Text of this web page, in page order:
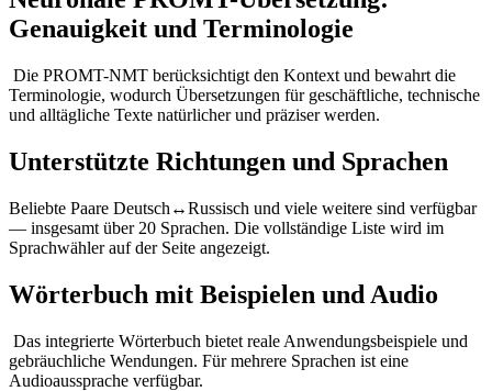
Genauigkeit und Terminologie
Die PROMT-NMT berücksichtigt den Kontext und bewahrt die
Terminologie, wodurch Übersetzungen für geschäftliche, technische
und alltägliche Texte natürlicher und präziser werden.
Unterstützte Richtungen und Sprachen
Beliebte Paare Deutsch↔Russisch und viele weitere sind verfügbar
— insgesamt über 20 Sprachen. Die vollständige Liste wird im
Sprachwähler auf der Seite angezeigt.
Wörterbuch mit Beispielen und Audio
Das integrierte Wörterbuch bietet reale Anwendungsbeispiele und
gebräuchliche Wendungen. Für mehrere Sprachen ist eine
Audioaussprache verfügbar.